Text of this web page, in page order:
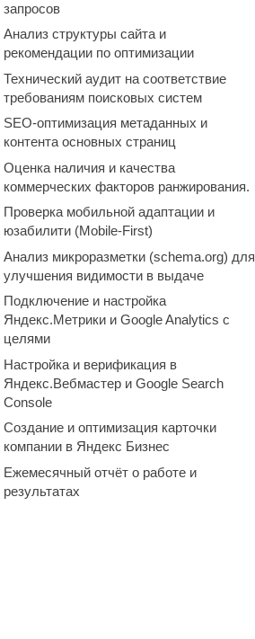
запросов
Анализ структуры сайта и
рекомендации по оптимизации
Технический аудит на соответствие
требованиям поисковых систем
SEO-оптимизация метаданных и
контента основных страниц
Оценка наличия и качества
коммерческих факторов ранжирования.
Проверка мобильной адаптации и
юзабилити (Mobile-First)
Анализ микроразметки (schema.org) для
улучшения видимости в выдаче
Подключение и настройка
Яндекс.Метрики и Google Analytics с
целями
Настройка и верификация в
Яндекс.Вебмастер и Google Search
Console
Создание и оптимизация карточки
компании в Яндекс Бизнес
Ежемесячный отчёт о работе и
результатах